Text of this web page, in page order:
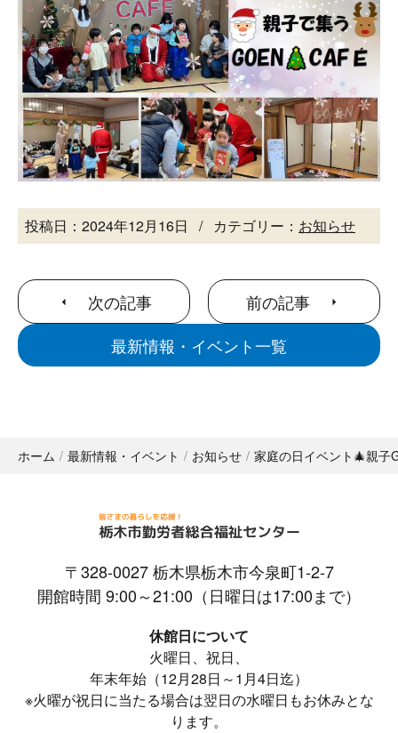
投稿日：2024年12月16日 カテゴリー： お知らせ
次の記事
前の記事
最新情報・イベント一覧
ホーム 最新情報・イベント お知らせ 家庭の日イベント🎄親子
〒328-0027 栃木県栃木市今泉町1-2-7
開館時間 9:00～21:00（日曜日は17:00まで）
休館日について
火曜日、祝日、
年末年始（12月28日～1月4日迄）
※火曜が祝日に当たる場合は翌日の水曜日もお休みとな
ります。